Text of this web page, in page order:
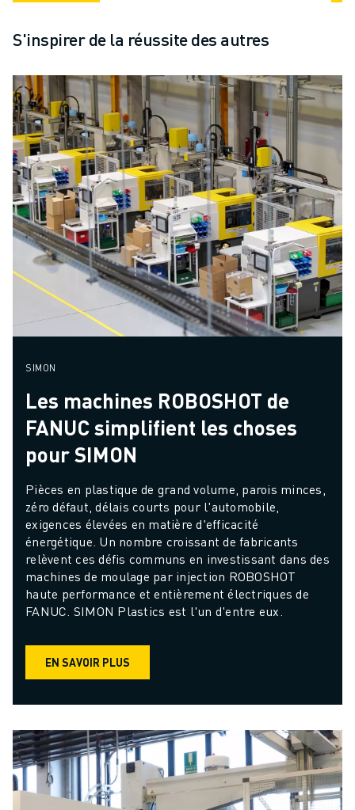
S'inspirer de la réussite des autres
SIMON
Les machines ROBOSHOT de
FANUC simplifient les choses
pour SIMON
Pièces en plastique de grand volume, parois minces,
zéro défaut, délais courts pour l'automobile,
exigences élevées en matière d'efficacité
énergétique. Un nombre croissant de fabricants
relèvent ces défis communs en investissant dans des
machines de moulage par injection ROBOSHOT
haute performance et entièrement électriques de
FANUC. SIMON Plastics est l'un d'entre eux.
EN SAVOIR PLUS